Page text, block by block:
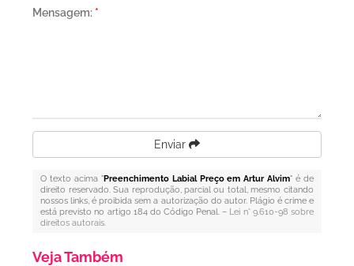
Mensagem: *
Enviar
O texto acima "Preenchimento Labial Preço em Artur Alvim" é de
direito reservado. Sua reprodução, parcial ou total, mesmo citando
nossos links, é proibida sem a autorização do autor. Plágio é crime e
está previsto no artigo 184 do Código Penal. – Lei n° 9.610-98 sobre
direitos autorais.
Veja Também